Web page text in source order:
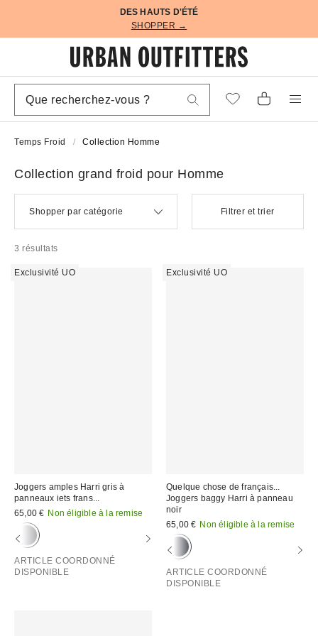
DES HAUTS D'ÉTÉ
SHOPPER →
Temps Froid Collection Homme
Collection grand froid pour Homme
Shopper par catégorie Filtrer et trier
3 résultats
Exclusivité UO
Joggers amples Harri gris à
panneaux iets frans...
65,00 € Non éligible à la remise
ARTICLE COORDONNÉ
DISPONIBLE
Exclusivité UO
Quelque chose de français...
Joggers baggy Harri à panneau
noir
65,00 € Non éligible à la remise
ARTICLE COORDONNÉ
DISPONIBLE